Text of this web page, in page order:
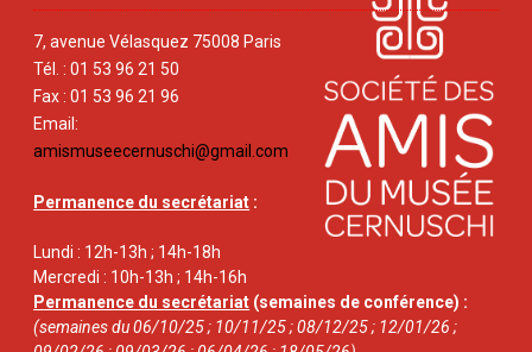
7, avenue Vélasquez 75008 Paris
Tél. : 01 53 96 21 50
Fax : 01 53 96 21 96
Email:
amismuseecernuschi@gmail.com
Permanence du secrétariat :
Lundi : 12h-13h ; 14h-18h
Mercredi : 10h-13h ; 14h-16h
Permanence du secrétariat (semaines de conférence) :
(semaines du 06/10/25 ; 10/11/25 ; 08/12/25 ; 12/01/26 ;